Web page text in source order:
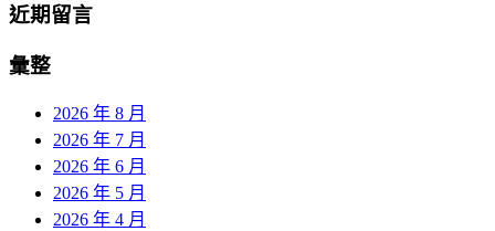
近期留言
彙整
2026 年 8 月
2026 年 7 月
2026 年 6 月
2026 年 5 月
2026 年 4 月